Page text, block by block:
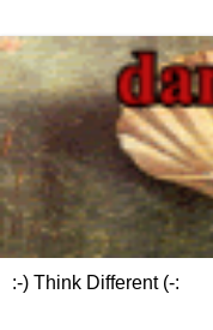
:-) Think Different (-: